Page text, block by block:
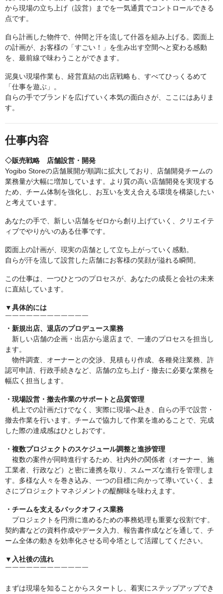
から現場の立ち上げ（設営）までを一気通貫でコントロールできる
点です。
自ら計画した物件で、仲間と汗を流して什器を組み上げる。図面上
の計画が、お客様の「すごい！」を生み出す空間へと変わる感動
を、最前線で味わうことができます。
泥臭い現場作業も、経営直結の出店戦略も、すべてひっくるめて
「仕事を遊ぶ」。
自らの手でブランドを広げていく本気の面白さが、ここにはありま
す。
仕事内容
◇販売戦略 店舗設営・開発
Yogibo Storeの店舗展開が順調に拡大しており、店舗開発チームの
業務量が大幅に増加しています。より質の高い店舗開発を実現する
ため、チーム体制を強化し、お互いを支え合える環境を構築したい
と考えています。
あなたの手で、新しい店舗をゼロから創り上げていく、クリエイテ
ィブでやりがいのある仕事です。
図面上の計画が、現実の店舗として立ち上がっていく感動。
自らが汗を流して設営した店舗にお客様の笑顔が溢れる瞬間。
この仕事は、一つひとつのプロセスが、あなたの成長と会社の未来
に直結しています。
▼具体的には
￣￣￣￣￣￣￣￣￣￣￣￣
・新規出店、退店のプロデュース業務
新しい店舗の企画・出店から退店まで、一連のプロセスを担当し
ます。
物件調査、オーナーとの交渉、見積もり作成、各種発注業務、許
認可申請、行政手続きなど、店舗の立ち上げ・撤去に必要な業務を
幅広く担当します。
・現場設営・撤去作業のサポートと品質管理
机上での計画だけでなく、実際に現場へ赴き、自らの手で設営・
撤去作業を行います。チームで協力して作業を進めることで、完成
した際の達成感はひとしおです。
・複数プロジェクトのスケジュール調整と進捗管理
複数の案件が同時進行するため、社内外の関係者（オーナー、施
工業者、行政など）と密に連携を取り、スムーズな進行を管理しま
す。多様な人々を巻き込み、一つの目標に向かって導いていく、ま
さにプロジェクトマネジメントの醍醐味を味わえます。
・チームを支えるバックオフィス業務
プロジェクトを円滑に進めるための事務処理も重要な役割です。
契約書などの資料作成やデータ入力、報告書作成などを通して、チ
ーム全体の動きを効率化させる司令塔として活躍してください。
▼入社後の流れ
￣￣￣￣￣￣￣￣￣￣￣￣
まずは現場を知ることからスタートし、着実にステップアップでき